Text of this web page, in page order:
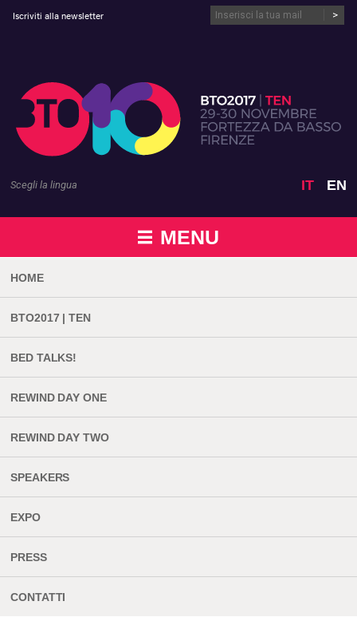
Vai al contenuto
Iscriviti alla newsletter
MENU
HOME
BTO2017 | TEN
BED TALKS!
REWIND DAY ONE
REWIND DAY TWO
SPEAKERS
EXPO
PRESS
CONTATTI
Scegli la lingua IT EN